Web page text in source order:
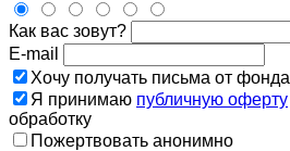
Как вас зовут?
E-mail
Хочу получать письма от фонда
Я принимаю публичную оферту
обработку
Пожертвовать анонимно